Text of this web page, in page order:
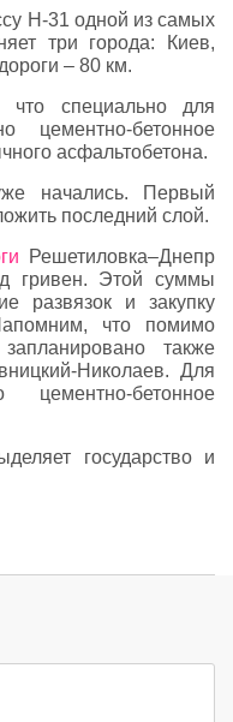
Н-31 одной из самых
три города: Киев,
– 80 км.
что специально для
бетонное
асфальтобетона.
начались. Первый
последний слой.
Решетиловка–Днепр
гривен. Этой суммы
развязок и закупку
что помимо
также
Николаев. Для
бетонное
государство и